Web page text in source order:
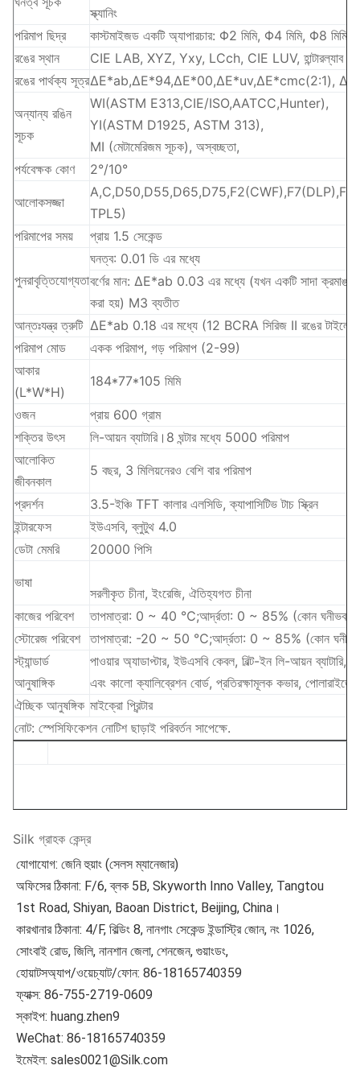
স্ক্যানিং
পরিমাপ ছিদ্র
কাস্টমাইজড একটি অ্যাপারচার: Φ2 মিমি, Φ4 মিমি, Φ8 মিমি
রঙের স্থান
CIE LAB, XYZ, Yxy, LCch, CIE LUV, হান্টারল্যাব
রঙের পার্থক্য সূত্রΔE*ab,ΔE*94,ΔE*00,ΔE*uv,ΔE*cmc(2:1),
অন্যান্য রঙিন
সূচক
WI(ASTM E313,CIE/ISO,AATCC,Hunter),
YI(ASTM D1925, ASTM 313),
MI (মেটামেরিজম সূচক), অস্বচ্ছতা,
পর্যবেক্ষক কোণ
2°/10°
আলোকসজ্জা
TPL5)
পরিমাপের সময়
প্রায় 1.5 সেকেন্ড
পুনরাবৃত্তিযোগ্যতা
ঘনত্ব: 0.01 ডি এর মধ্যে
বর্ণের মান: ΔE*ab 0.03 এর মধ্যে (যখন একটি সাদা ক্রমাঙ্কন
করা হয়) M3 ব্যতীত
আন্তঃযন্ত্র ত্রুটি ΔE*ab 0.18 এর মধ্যে (12 BCRA সিরিজ II রঙের টাইলের
পরিমাপ মোড
একক পরিমাপ, গড় পরিমাপ (2-99)
আকার
(L*W*H)
184*77*105 মিমি
ওজন
প্রায় 600 গ্রাম
শক্তির উৎস
লি-আয়ন ব্যাটারি।8 ঘন্টার মধ্যে 5000 পরিমাপ
আলোকিত
জীবনকাল
5 বছর, 3 মিলিয়নেরও বেশি বার পরিমাপ
প্রদর্শন
3.5-ইঞ্চি TFT কালার এলসিডি, ক্যাপাসিটিভ টাচ স্ক্রিন
ইন্টারফেস
ইউএসবি, ব্লুটুথ 4.0
ডেটা মেমরি
20000 পিসি
ভাষা
সরলীকৃত চীনা, ইংরেজি, ঐতিহ্যগত চীনা
কাজের পরিবেশ
তাপমাত্রা: 0 ~ 40 ℃;আর্দ্রতা: 0 ~ 85% (কোন ঘনীভবন
স্টোরেজ পরিবেশ তাপমাত্রা: -20 ~ 50 ℃;আর্দ্রতা: 0 ~ 85% (কোন
স্ট্যান্ডার্ড
আনুষাঙ্গিক
পাওয়ার অ্যাডাপ্টার, ইউএসবি কেবল, বিল্ট-ইন লি-আয়ন
এবং কালো ক্যালিব্রেশন বোর্ড, প্রতিরক্ষামূলক কভার,
ঐচ্ছিক আনুষঙ্গিক মাইক্রো প্রিন্টার
নোট: স্পেসিফিকেশন নোটিশ ছাড়াই পরিবর্তন সাপেক্ষে.
Silk গ্রাহক কেন্দ্র
যোগাযোগ: জেনি হুয়াং (সেলস ম্যানেজার)
অফিসের ঠিকানা: F/6, ব্লক 5B, Skyworth Inno Valley, Tangtou
1st Road, Shiyan, Baoan District, Beijing, China।
কারখানার ঠিকানা: 4/F, বিল্ডিং 8, নানগাং সেকেন্ড ইন্ডাস্ট্রি জোন, নং 1026,
সোংবাই রোড, জিলি, নানশান জেলা, শেনজেন, গুয়াংডং,
হোয়াটসঅ্যাপ/ওয়েচ্যাট/ফোন: 86-18165740359
ফ্যাক্স: 86-755-2719-0609
স্কাইপ: huang.zhen9
WeChat: 86-18165740359
ইমেইল: sales0021@Silk.com